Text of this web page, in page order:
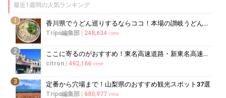
最近1週間の人気ランキング
1 香川県でうどん巡りするならココ！本場の讃岐うどんの名店
Tripα編集部 | 248,634 view
2 ここに寄るのがおすすめ！東名高速道路・新東名高速道路の充実のSA・PA10選
citron | 492,166 view
3 定番から穴場まで！山梨県のおすすめ観光スポット37選
Tripα編集部 | 680,977 view